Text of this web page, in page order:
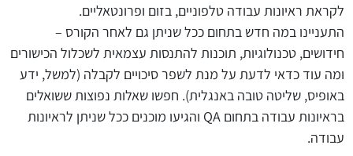
לקראת ראיונות עבודה טלפוניים, בזום ופרונטאליים.
התעניינו במה חדש בתחום ככל שניתן גם לאחר הקורס –
חידושים, טכנולוגיות, תוכנות להתנסות עצמאית לשכלול הכישורים
ומה עוד כדאי לדעת על מנת לשפר סיכויים לקבלה (למשל, ידע
באופיס, שליטה טובה באנגלית). חפשו שאלות נפוצות ששואלים
בראיונות עבודה בתחום QA והגיעו מוכנים ככל שניתן לראיונות
עבודה.